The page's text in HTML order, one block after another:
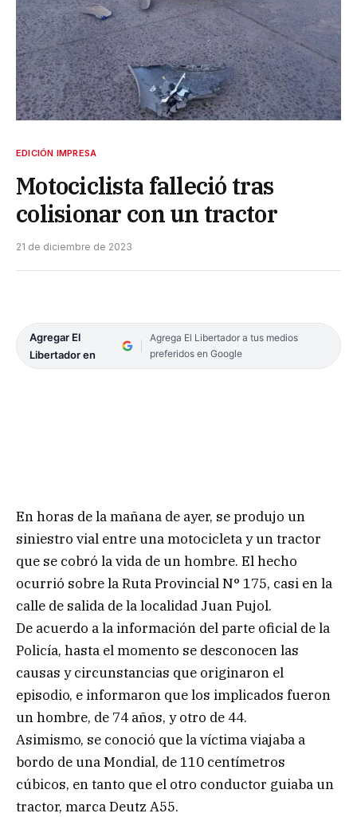
EDICIÓN IMPRESA
Motociclista falleció tras
colisionar con un tractor
21 de diciembre de 2023
Agregar El
Libertador en
Agrega El Libertador a tus medios
preferidos en Google
En horas de la mañana de ayer, se produjo un
siniestro vial entre una motocicleta y un tractor
que se cobró la vida de un hombre. El hecho
ocurrió sobre la Ruta Provincial N° 175, casi en la
calle de salida de la localidad Juan Pujol.
De acuerdo a la información del parte oficial de la
Policía, hasta el momento se desconocen las
causas y circunstancias que originaron el
episodio, e informaron que los implicados fueron
un hombre, de 74 años, y otro de 44.
Asimismo, se conoció que la víctima viajaba a
bordo de una Mondial, de 110 centímetros
cúbicos, en tanto que el otro conductor guiaba un
tractor, marca Deutz A55.